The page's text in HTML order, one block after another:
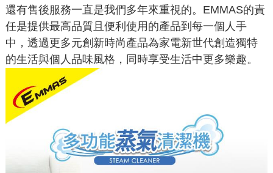
還有售後服務一直是我們多年來重視的。EMMAS的責
任是提供最高品質且便利使用的產品到每一個人手
中，透過更多元創新時尚產品為家電新世代創造獨特
的生活與個人品味風格，同時享受生活中更多樂趣。